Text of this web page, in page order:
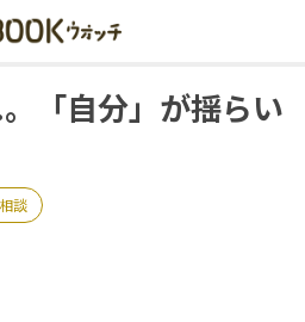
「自分」が揺らい
談